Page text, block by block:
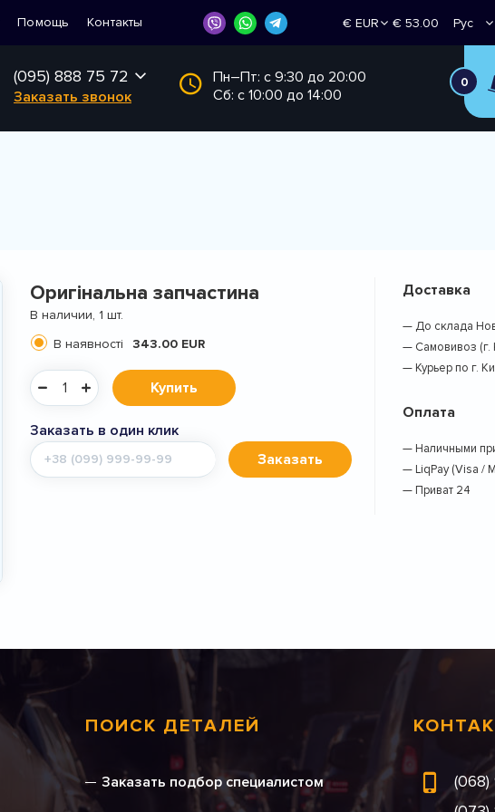
Помощь Контакты
€ EUR
€ 53.00
Рус
(095) 888 75 72
Заказать звонок
Пн–Пт: с 9:30 до 20:00
Сб: с 10:00 до 14:00
0
Оригінальна запчастина
В наличии, 1 шт.
В наявності
343.00 EUR
Купить
Заказать в один клик
Мобильный
телефон
Заказать
Доставка
— До склада
— Самовивоз (г.
— Курьер по г.
Оплата
— Наличными
— LiqPay (Visa /
— Приват 24
ПОИСК ДЕТАЛЕЙ
Заказать подбор специалистом